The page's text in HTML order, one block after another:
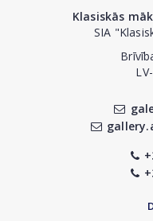
Klasiskās
SIA